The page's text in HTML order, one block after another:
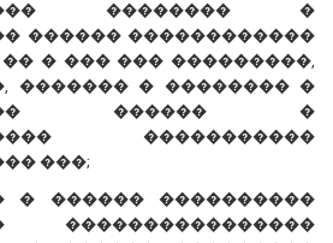
�������� �
������ ������������
� ��� ��� ���������,
������� � �������� �
������ �
�����������
���;
� ������ ����������
����������������